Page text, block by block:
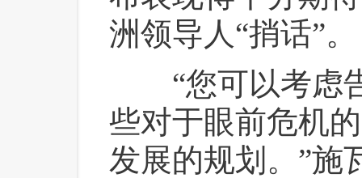
洲领导人“捎话”。
“您可以考虑
些对于眼前危机
发展的规划。”施